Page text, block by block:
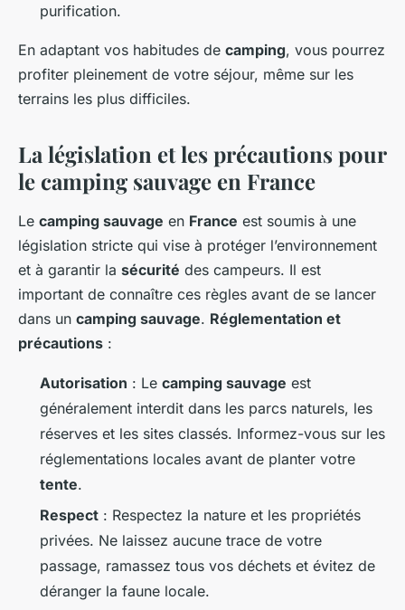
purification.
En adaptant vos habitudes de camping, vous pourrez
profiter pleinement de votre séjour, même sur les
terrains les plus difficiles.
La législation et les précautions pour
le camping sauvage en France
Le camping sauvage en France est soumis à une
législation stricte qui vise à protéger l’environnement
et à garantir la sécurité des campeurs. Il est
important de connaître ces règles avant de se lancer
dans un camping sauvage. Réglementation et
précautions :
Autorisation : Le camping sauvage est
généralement interdit dans les parcs naturels, les
réserves et les sites classés. Informez-vous sur les
réglementations locales avant de planter votre
tente.
Respect : Respectez la nature et les propriétés
privées. Ne laissez aucune trace de votre
passage, ramassez tous vos déchets et évitez de
déranger la faune locale.